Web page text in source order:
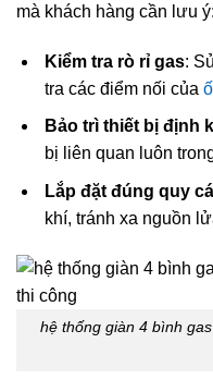
mà khách hàng cần lưu ý:
Kiểm tra rò rỉ gas:
tra các điểm nối của
Bảo trì thiết bị định
bị liên quan luôn
Lắp đặt đúng quy
khí, tránh xa nguồn
hệ thống giàn 4 bình